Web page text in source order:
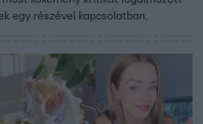
egy részével kapcsolatban.